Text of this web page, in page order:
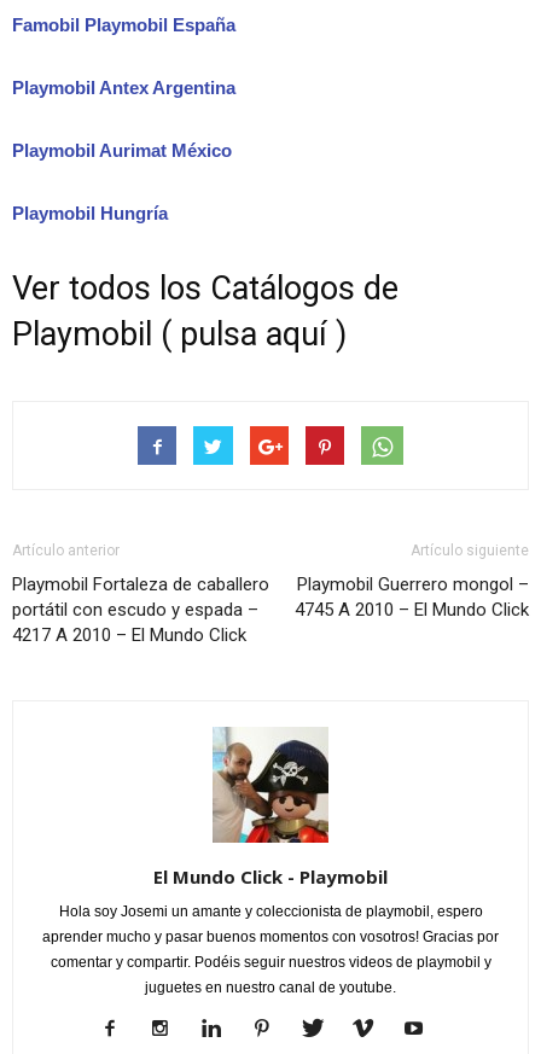
Famobil Playmobil España
Playmobil Antex Argentina
Playmobil Aurimat México
Playmobil Hungría
Ver todos los Catálogos de
Playmobil ( pulsa aquí )
Artículo anterior
Playmobil Fortaleza de caballero
portátil con escudo y espada –
4217 A 2010 – El Mundo Click
Artículo siguiente
Playmobil Guerrero mongol –
4745 A 2010 – El Mundo Click
El Mundo Click - Playmobil
Hola soy Josemi un amante y coleccionista de playmobil, espero
aprender mucho y pasar buenos momentos con vosotros! Gracias por
comentar y compartir. Podéis seguir nuestros videos de playmobil y
juguetes en nuestro canal de youtube.